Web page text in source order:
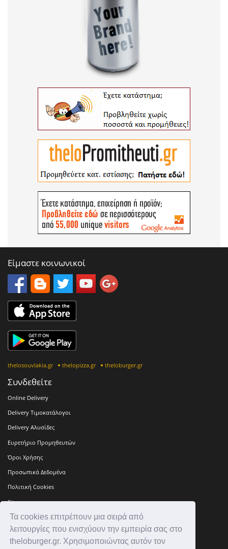
Τα cookies επιτρέπουν μια σειρά από
λειτουργίες που ενισχύουν την εμπειρία σας στο
theloburger.gr. Χρησιμοποιώντας αυτόν τον
Είμαστε κοινωνικοί
thelosouvlakia.gr thelopizza.gr theloburger.gr
Συνδεθείτε
Online Delivery
Delivery Τιμοκατάλογοι
Delivery Αλυσίδες
Ευρετήριο Προμηθευτών
Όροι Χρήσης
Προσωπικά Δεδομένα
Πολιτική Cookies
Sitemap
Press Kit
Επικοινωνία
Ιστορία